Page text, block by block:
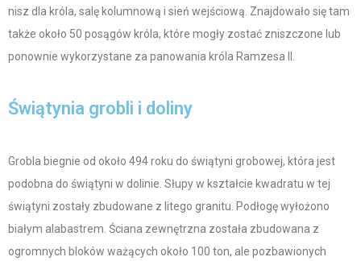
nisz dla króla, salę kolumnową i sień wejściową Znajdowało się tam
także około 50 posągów króla, które mogły zostać zniszczone lub
ponownie wykorzystane za panowania króla Ramzesa II.
Świątynia grobli i doliny
Grobla biegnie od około 494 roku do świątyni grobowej, która jest
podobna do świątyni w dolinie. Słupy w kształcie kwadratu w tej
świątyni zostały zbudowane z litego granitu. Podłogę wyłożono
białym alabastrem. Ściana zewnętrzna została zbudowana z
ogromnych bloków ważących około 100 ton, ale pozbawionych